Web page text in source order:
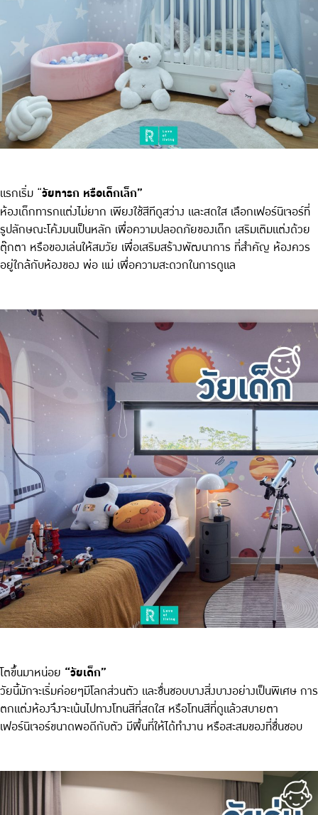
แรกเริ่ม “วัยทารก หรือเด็กเล็ก”
ห้องเด็กทารกแต่งไม่ยาก เพียงใช้สีทีดูสว่าง และสดใส เลือกเฟอร์นิเจอร์ที่
รูปลักษณะโค้งมนเป็นหลัก เพื่อความปลอดภัยของเด็ก เสริมเติมแต่งด้วย
ตุ๊กตา หรือของเล่นให้สมวัย เพื่อเสริมสร้างพัฒนาการ ที่สำคัญ ห้องควร
อยู่ใกล้กับห้องของ พ่อ แม่ เพื่อความสะดวกในการดูแล
โตขึ้นมาหน่อย “วัยเด็ก”
วัยนี้มักจะเริ่มค่อยๆมีโลกส่วนตัว และชื่นชอบบางสิ่งบางอย่างเป็นพิเศษ การ
ตกแต่งห้องจึงจะเน้นไปทางโทนสีที่สดใส หรือโทนสีที่ดูแล้วสบายตา
เฟอร์นิเจอร์ขนาดพอดีกับตัว มีพื้นที่ให้ได้ทำงาน หรือสะสมของที่ชื่นชอบ